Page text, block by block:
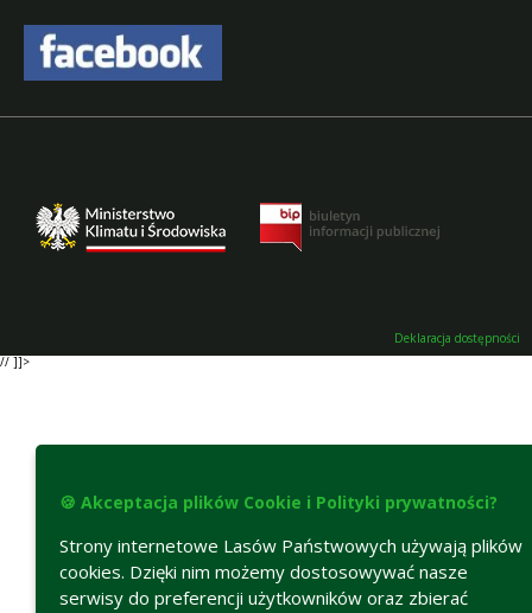
Deklaracja dostępności
// ]]>
🍪 Akceptacja plików Cookie i Polityki prywatności?
Strony internetowe Lasów Państwowych używają plików
cookies. Dzięki nim możemy dostosowywać nasze
serwisy do preferencji użytkowników oraz zbierać